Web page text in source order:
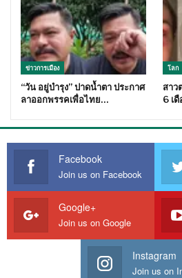
ข่าวการเมือง
“วัน อยู่บำรุง” ปาดน้ำตา ประกาศ
ลาออกพรรคเพื่อไทย…
โลก
สาว
6 เ
Facebook
Join us on Facebook
Google+
Join us on Google
Instagram
Join us on